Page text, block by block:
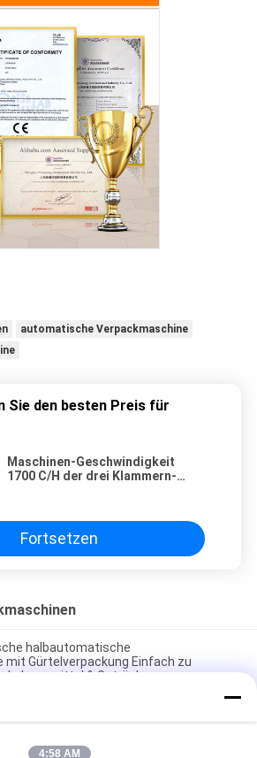
automatische Verpackmaschine
Sie den besten Preis für
Maschinen-Geschwindigkeit
1700 C/H der drei Klammern-
Fortsetzen
halbautomatische
mit Gürtelverpackung Einfach zu
Lebensmittel & Getränke
elektrische OPP-Bandmaschine für
langer Lebensdauer
4:58 AM